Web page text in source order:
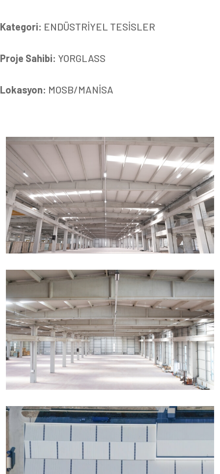
Kategori: ENDÜSTRİYEL TESİSLER
Proje Sahibi: YORGLASS
Lokasyon: MOSB/MANİSA